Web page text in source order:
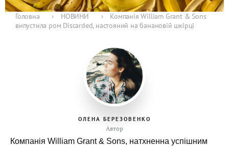
Головна › НОВИНИ ›
Компанія William Grant & Sons
випустила ром Discarded, настояний на банановій шкірці
ОЛЕНА БЕРЕЗОВЕНКО
Автор
Компанія William Grant & Sons, натхненна успішним